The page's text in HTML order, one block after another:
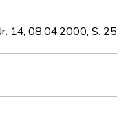
14, 08.04.2000, S. 25